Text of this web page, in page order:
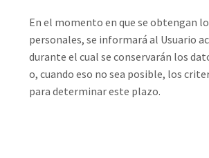
En el momento en que se obtengan
personales, se informará al Usuario
durante el cual se conservarán los
o, cuando eso no sea posible, los
para determinar este plazo.